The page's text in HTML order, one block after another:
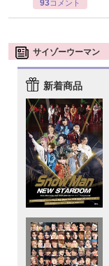
93コメント
サイゾーウーマン
新着商品